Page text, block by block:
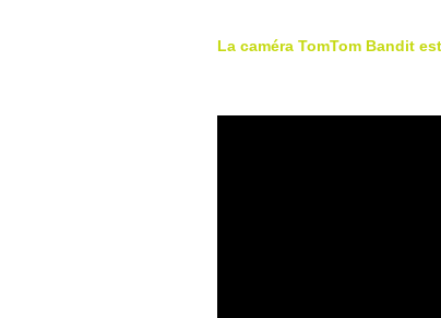
La caméra TomTom Bandit